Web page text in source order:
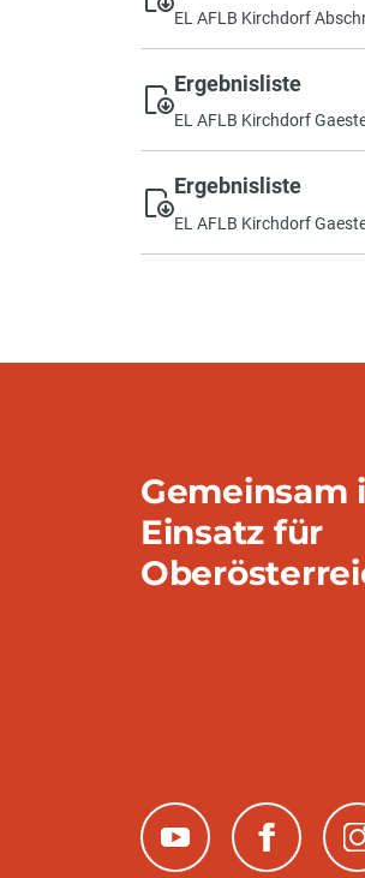
EL AFLB Kirchdorf
Ergebnisliste
EL AFLB Kirchdorf
Ergebnisliste
EL AFLB Kirchdorf
Gemeinsam
Einsatz für
(neues Fenster)(neues Fenster)